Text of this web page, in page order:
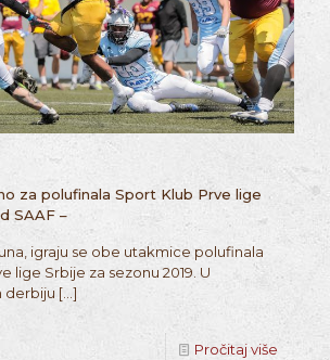
za polufinala Sport Klub Prve lige
SAAF –
igraju se obe utakmice polufinala
lige Srbije za sezonu 2019. U
derbiju […]
Pročitaj više